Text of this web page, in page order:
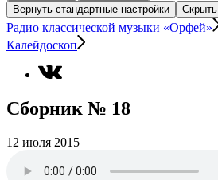
Вернуть стандартные настройки
Скрыть
Радио классической музыки «Орфей»
Калейдоскоп
Сборник № 18
12 июля 2015